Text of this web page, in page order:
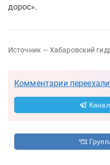
дорос».
Источник — Хабаровский
Комментарии